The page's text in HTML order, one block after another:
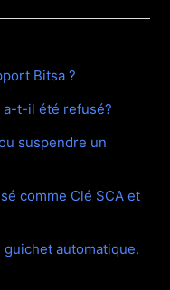
Bitsa ?
a-t-il été refusé?
suspendre un
comme Clé SCA et
automatique.